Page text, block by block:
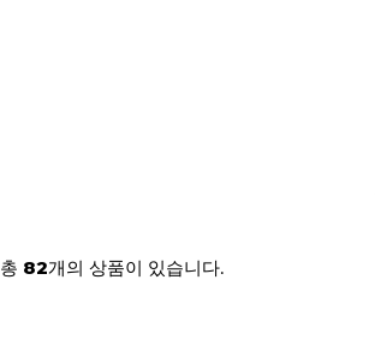
총 82개의 상품이 있습니다.